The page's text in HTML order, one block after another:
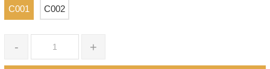
C001 C002
- +